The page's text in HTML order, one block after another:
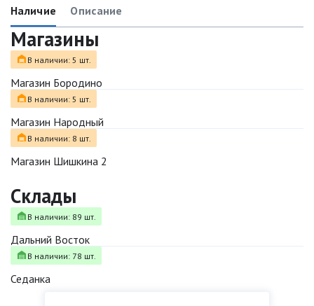
Наличие Описание
Магазины
В наличии: 5 шт.
Магазин Бородино
В наличии: 5 шт.
Магазин Народный
В наличии: 8 шт.
Магазин Шишкина 2
Склады
В наличии: 89 шт.
Дальний Восток
В наличии: 78 шт.
Седанка